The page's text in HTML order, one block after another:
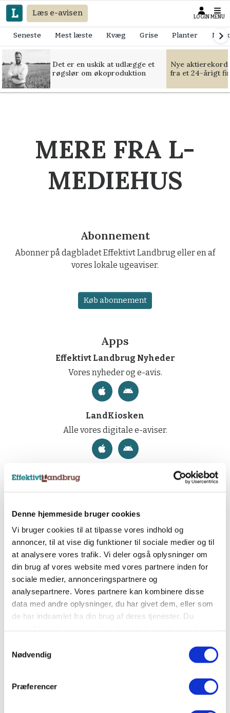
Denne hjemmeside bruger cookies
Vi bruger cookies til at tilpasse vores indhold og
annoncer, til at vise dig funktioner til sociale medier og til
at analysere vores trafik. Vi deler også oplysninger om
din brug af vores website med vores partnere inden for
sociale medier, annonceringspartnere og
analysepartnere. Vores partnere kan kombinere disse
data med andre oplysninger, du har givet dem, eller som
de har indsamlet fra din brug af deres tjenester. Du
Nødvendig
Præferencer
Læs e-avisen LOGIN MENU
Seneste Mest læste Kvæg Grise Planter
Det er en uskik at udlægge et
røgslør om økoproduktion
Nye
fra et 24-årigt
MERE FRA L-
MEDIEHUS
Abonnement
Abonner på dagbladet Effektivt Landbrug eller en af
vores lokale ugeaviser.
Køb abonnement
Apps
Effektivt Landbrug Nyheder
Vores nyheder og e-avis.
LandKiosken
Alle vores digitale e-aviser.
Nyhedsbreve
Tilmeld dig et af vores nyhedsbreve, og få
Tilmeld nyhedsbrev
Sociale medier
Følg os på Facebook, LinkedIn og Instagram og få
alle landbrugets vigtigste nyheder.